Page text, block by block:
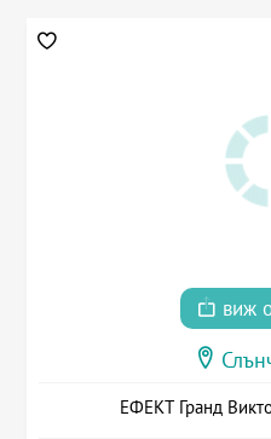
виж
ЕФЕКТ Гранд